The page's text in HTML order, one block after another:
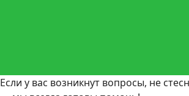
Если у вас возникнут вопросы, не